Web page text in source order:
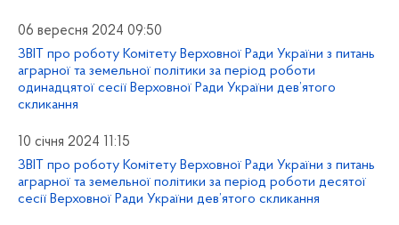
06 вересня 2024 09:50
ЗВІТ про роботу Комітету Верховної Ради України з питань
аграрної та земельної політики за період роботи
одинадцятої сесії Верховної Ради України дев’ятого
скликання
10 січня 2024 11:15
ЗВІТ про роботу Комітету Верховної Ради України з питань
аграрної та земельної політики за період роботи десятої
сесії Верховної Ради України дев’ятого скликання